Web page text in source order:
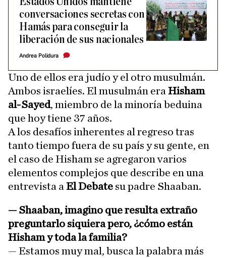
conversaciones secretas con
Hamás para conseguir la
liberación de sus nacionales
Andrea Polidura
Uno de ellos era judío y el otro musulmán.
Ambos israelíes. El musulmán era Hisham
al-Sayed, miembro de la minoría beduina
que hoy tiene 37 años.
A los desafíos inherentes al regreso tras
tanto tiempo fuera de su país y su gente, en
el caso de Hisham se agregaron varios
elementos complejos que describe en una
entrevista a El Debate su padre Shaaban.
— Shaaban, imagino que resulta extraño
preguntarlo siquiera pero, ¿cómo están
Hisham y toda la familia?
— Estamos muy mal, busca la palabra más